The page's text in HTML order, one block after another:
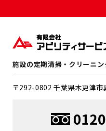
施設の定期清掃・クリーニ
〒292-0802 千葉県⽊更津